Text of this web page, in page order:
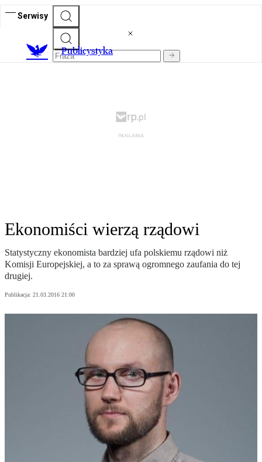
Serwisy
Publicystyka
Ekonomiści wierzą rządowi
Statystyczny ekonomista bardziej ufa polskiemu rządowi niż
Komisji Europejskiej, a to za sprawą ogromnego zaufania do tej
drugiej.
Publikacja: 21.03.2016 21:00